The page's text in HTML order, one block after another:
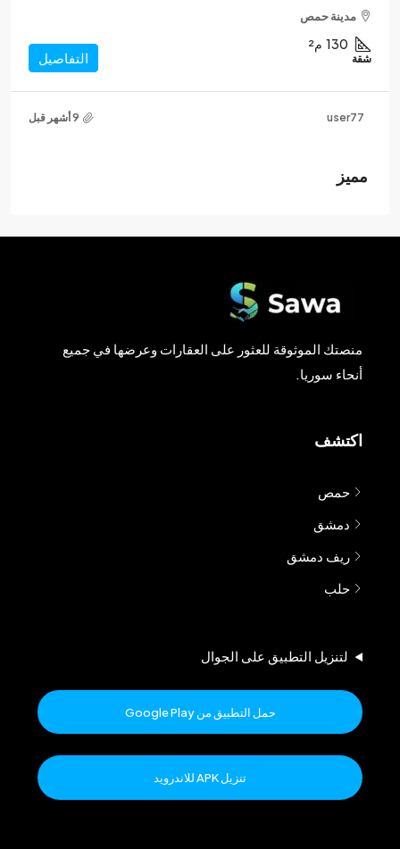
مدينة حمص
130 م²
شقة التفاصيل
user77
مميز
منصتك الموثوقة للعثور على العقارات وعرضها في جميع
أنحاء سوريا.
اكتشف
حمص
دمشق
ريف دمشق
حلب
لتنزيل التطبيق على الجوال
حمل التطبيق من Google Play
تنزيل APK للاندرويد